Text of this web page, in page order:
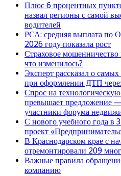
Плюс 6 процентных
назвал регионы с самой
водителей
РСА: средняя выплата по
2026 году показала рост
Страховое мошенничество
что изменилось?
Эксперт рассказал о
при оформлении ДТП
Спрос на
превышает предложение
участники форума
С нового учебного года в
проект
В Краснодарском крае с
отремонтировали 209
Важные правила
компанию